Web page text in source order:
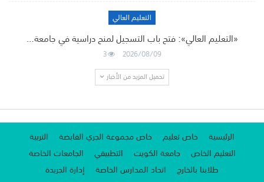
التعليم العالي
«التعليم العالي»: فتح باب التسجيل لمنح دراسية في جامعة…
2026/08/09
3
تحميل المزيد من الأخبار
الرئيسية خاص تعليم خاص مجموعة الجري القابضة
التربية
التعليم الخاص
جامعة الكويت التطبيقي
الجامعات الخاصة
طلابنا بالخارج
اتحاد المدارس الخاصة إدارة الجريدة